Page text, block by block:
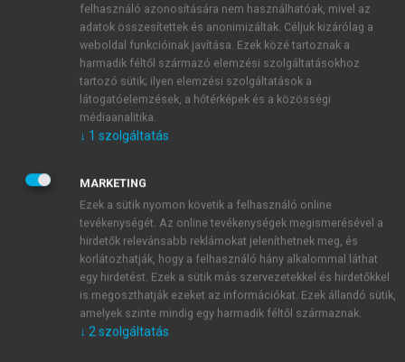
Politikus, jogász. Három négyéves ciklusban (1998-
2002, 2010-2014, 2014-2018) miniszterelnök.
Orbán az ELTE joghallgatója volt, előtte 1981-
82-ben 11 hónapos sorkatonai szolgálatot teljesített,
majd 1988-ban ismét behívták egy fél évre. 1988-ban
Bibó Kollégista, később a FIDESZ egyik alapítója,
1993-2000 között, illetve 2003-tól a párt elnöke.
1989. szeptember 25-től 1990 januárjáig Soros-
ösztöndíjjal Oxfordban tanult.
1990 nyarától országgyűlési képviselő, 1994-ig
frakcióvezető. 1998-2002 között és 2010. május 29-
től Magyarország miniszterelnöke. Azon túlmenően,
hogy egy miniszterelnöknek mindenhez köze van, és
minden, ami vele történik közügy, Orbán személye a
privatizációhoz két, egymással is összefüggő ügyön
át közvetlenül is kapcsolódott.
felhasználó azonosítására nem használhatóak, mivel az
adatok összesítettek és anonimizáltak. Céljuk kizárólag a
weboldal funkcióinak javítása. Ezek közé tartoznak a
harmadik féltől származó elemzési szolgáltatásokhoz
tartozó sütik; ilyen elemzési szolgáltatások a
látogatóelemzések, a hőtérképek és a közösségi
médiaanalitika.
↓ 1 szolgáltatás
MARKETING
Ezek a sütik nyomon követik a felhasználó online
tevékenységét. Az online tevékenységek megismerésével a
hirdetők relevánsabb reklámokat jeleníthetnek meg, és
korlátozhatják, hogy a felhasználó hány alkalommal láthat
egy hirdetést. Ezek a sütik más szervezetekkel és hirdetőkkel
is megoszthatják ezeket az információkat. Ezek állandó sütik,
amelyek szinte mindig egy harmadik féltől származnak.
↓ 2 szolgáltatás